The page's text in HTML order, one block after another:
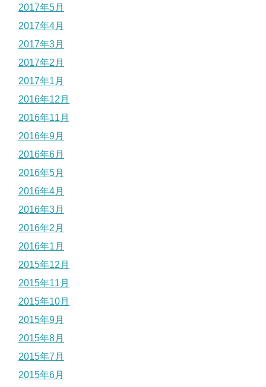
2017年5月
2017年4月
2017年3月
2017年2月
2017年1月
2016年12月
2016年11月
2016年9月
2016年6月
2016年5月
2016年4月
2016年3月
2016年2月
2016年1月
2015年12月
2015年11月
2015年10月
2015年9月
2015年8月
2015年7月
2015年6月